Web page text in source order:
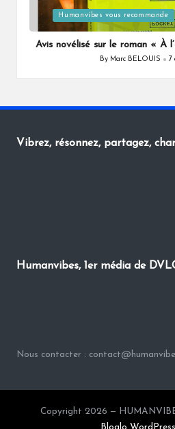
Posted
in
Humanvibes vous recommande
Avis novélisé sur le roman « À
Posted
By Marc BELOUIS 7
Vibrez, résonnez, partagez,
Humanvibes, 1er média de
Nous contacter :
Copyright 2026 —